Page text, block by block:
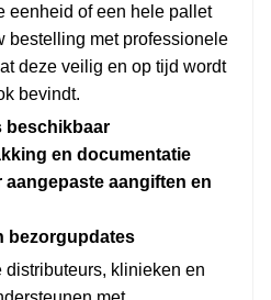
eenheid of een hele pallet
bestelling met professionele
deze veilig en op tijd wordt
bevindt.
beschikbaar
en documentatie
aangiften en
bezorgupdates
klinieken en